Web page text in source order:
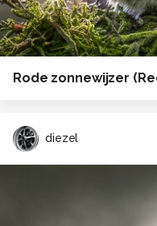
diezel